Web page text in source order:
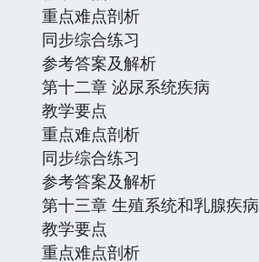
重点难点剖析
同步综合练习
参考答案及解析
第十二章 泌尿系统疾病
教学要点
重点难点剖析
同步综合练习
参考答案及解析
第十三章 生殖系统和乳腺疾病
教学要点
重点难点剖析